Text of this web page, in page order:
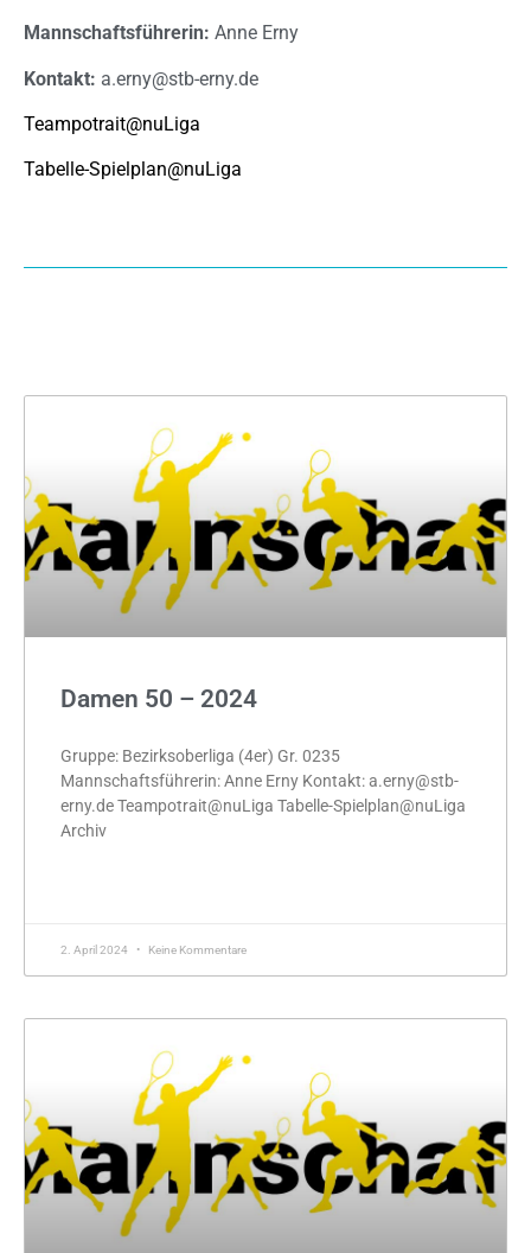
Mannschaftsführerin: Anne Erny
Kontakt: a.erny@stb-erny.de
Teampotrait@nuLiga
Tabelle-Spielplan@nuLiga
Damen 50 – 2024
Gruppe: Bezirksoberliga (4er) Gr. 0235
Mannschaftsführerin: Anne Erny Kontakt: a.erny@stb-
erny.de Teampotrait@nuLiga Tabelle-Spielplan@nuLiga
Archiv
2. April 2024 Keine Kommentare